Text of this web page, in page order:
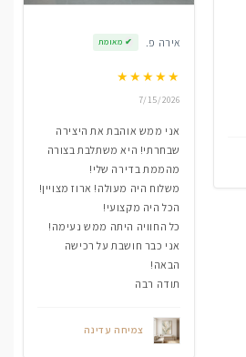
אירה פ. ✔ מאומת
★★★★★
7/15/2026
אני ממש אוהבת את היצירה
שבחרתי! היא משתלבת בצורה
מהממת בדירה שלי!
משלוח היה מעולה! ארוז מצויין!
הכל היה מקצועי!
כל החוויה היתה ממש נעימה!
אני כבר חושבת על רכישה
הבאה!
תודה רבה
צמיחה עדינה